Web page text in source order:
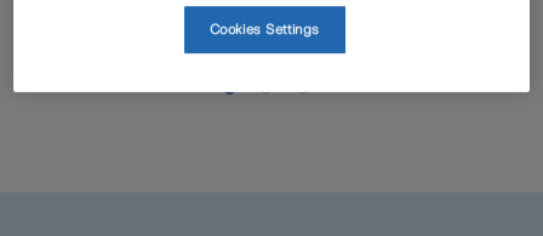
Cookies Settings